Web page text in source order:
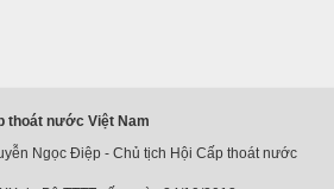
thoát nước Việt Nam
Ngọc Điệp - Chủ tịch Hội Cấp thoát nước